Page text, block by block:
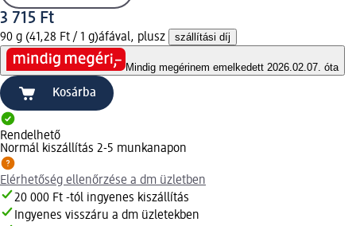
3 715 Ft
90 g (41,28 Ft / 1 g)áfával, plusz szállítási díj
Mindig megérinem emelkedett 2026.02.07. óta
Kosárba
Rendelhető
Normál kiszállítás 2-5 munkanapon
Elérhetőség ellenőrzése a dm üzletben
20 000 Ft -tól ingyenes kiszállítás
Ingyenes visszáru a dm üzletekben